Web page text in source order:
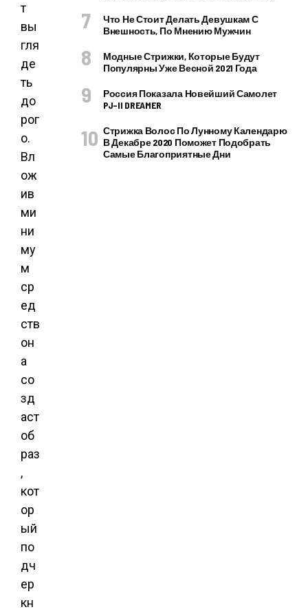
т
вы
гля
де
ть
до
рог
о.
Вл
ож
ив
ми
ни
му
м
ср
ед
ств
он
а
со
зд
аст
об
раз
,
кот
ор
ый
по
дч
ер
кн
Что Не Стоит Делать Девушкам С
Внешность, По Мнению Мужчин
Модные Стрижки, Которые Будут
Популярны Уже Весной 2021 Года
Россия Показала Новейший Самолет
PJ–II DREAMER
Стрижка Волос По Лунному Календарю
В Декабре 2020 Поможет Подобрать
Самые Благоприятные Дни